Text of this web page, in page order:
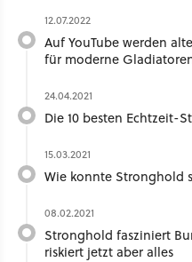
12.07.2022
Auf YouTube werden
für moderne
24.04.2021
Die 10 besten Echtzeit-
15.03.2021
Wie konnte Stronghold
08.02.2021
Stronghold fasziniert
riskiert jetzt aber alles